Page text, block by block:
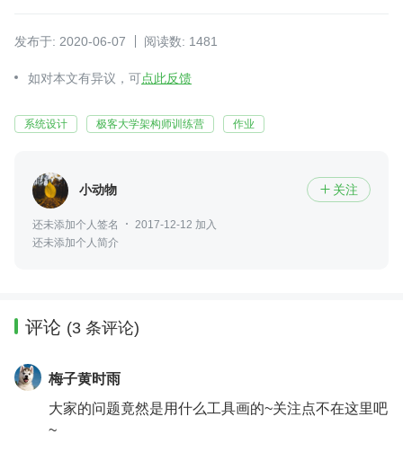
发布于: 2020-06-07 阅读数: 1481
如对本文有异议，可点此反馈
系统设计 极客大学架构师训练营 作业
小动物  关注
还未添加个人签名
2017-12-12 加入
还未添加个人简介
评论 (3 条评论)
梅子黄时雨
大家的问题竟然是用什么工具画的~关注点不在这里吧
~